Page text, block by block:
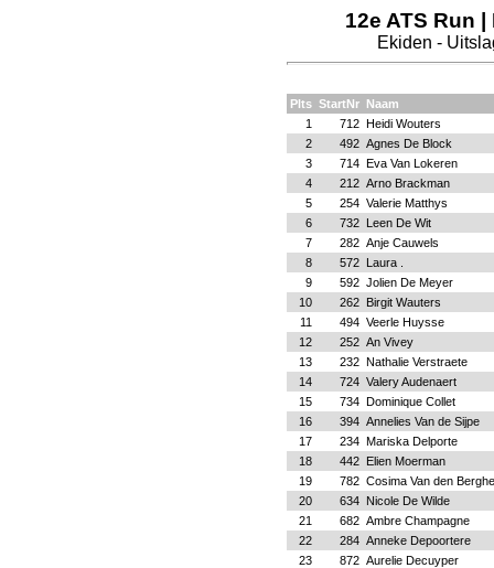
12e ATS Run
Ekiden -
Plts StartNr
Naam
1
712 Heidi Wouters
2
492 Agnes De Block
3
714 Eva Van Lokeren
4
212 Arno Brackman
5
254 Valerie Matthys
6
732
Leen De Wit
7
282 Anje Cauwels
8
572
Laura .
9
592 Jolien De Meyer
10
262
Birgit Wauters
11
494 Veerle Huysse
12
252 An Vivey
13
232 Nathalie Verstraete
14
724 Valery Audenaert
15
734 Dominique Collet
16
394 Annelies Van de Sijpe
17
234 Mariska Delporte
18
442
Elien Moerman
19
782 Cosima Van den Berghe
20
634
Nicole De Wilde
21
682 Ambre Champagne
22
284 Anneke Depoortere
23
872 Aurelie Decuyper